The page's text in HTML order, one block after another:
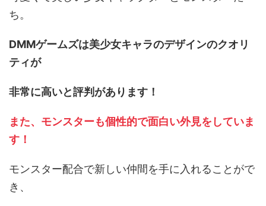
ち。
DMMゲームズは美少女キャラのデザインのクオリ
ティが
非常に高いと評判があります！
また、モンスターも個性的で面白い外見をしていま
す！
モンスター配合で新しい仲間を手に入れることがで
き、